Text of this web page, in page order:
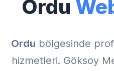
Ordu
Ordu bölgesinde
hizmetleri. Göksoy